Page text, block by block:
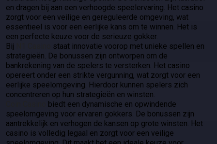
en dragen bij aan een verhoogde speelervaring. Het casino
zorgt voor een veilige en gereguleerde omgeving, wat
essentieel is voor een eerlijke kans om te winnen. Het is
een perfecte keuze voor de serieuze gokker.
Bij
staat innovatie voorop met unieke spellen en
strategieën. De bonussen zijn ontworpen om de
bankrekening van de spelers te versterken. Het casino
opereert onder een strikte vergunning, wat zorgt voor een
eerlijke speelomgeving. Hierdoor kunnen spelers zich
concentreren op hun strategieën en winsten.
biedt een dynamische en opwindende
speelomgeving voor ervaren gokkers. De bonussen zijn
aantrekkelijk en verhogen de kansen op grote winsten. Het
casino is volledig legaal en zorgt voor een veilige